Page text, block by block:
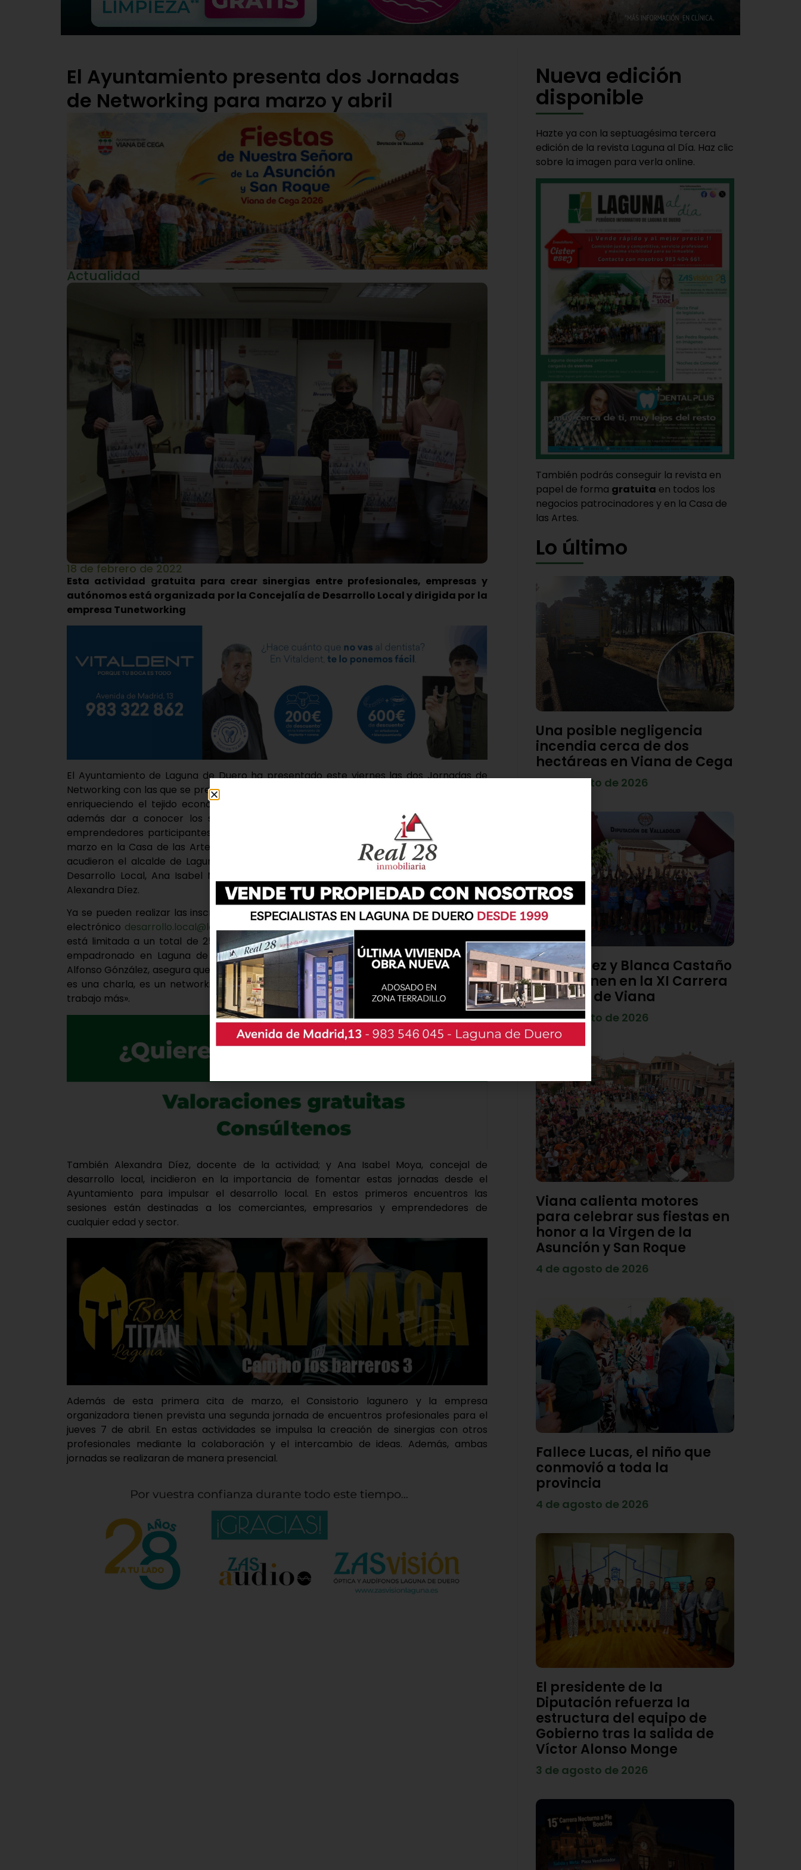
El Ayuntamiento presenta dos Jornadas
de Networking para marzo y abril
Actualidad
18 de febrero de 2022
Esta actividad gratuita para crear sinergias entre profesionales, empresas y
autónomos está organizada por la Concejalía de Desarrollo Local y dirigida por la
empresa Tunetworking
El Ayuntamiento de Laguna de Duero ha presentado este viernes las dos Jornadas de
Networking con las que se pretenderá conectar empresas y profesionales del municipio,
enriqueciendo el tejido económico del mismo. A través de esta actividad se buscará
además dar a conocer los servicios y productos de los empresarios, autónomos y
emprendedores participantes. La primera jornada tendrá lugar el próximo jueves 3 de
marzo en la Casa de las Artes, en un horario de 8:45 a 10:30 horas. A la presentación
acudieron el alcalde de Laguna de Duero, Román Rodríguez de Castro; la concejal de
Desarrollo Local, Ana Isabel Moya y los docentes de la actividad, Alfonso González y
Alexandra Díez.
Ya se pueden realizar las inscripciones para esta primera actividad a través del correo
electrónico desarrollo.local@lagunadeduero.orgo del teléfono 983 132 781. Cada sesión
está limitada a un total de 25 plazas por orden de inscripción y no se necesita estar
empadronado en Laguna de Duero para participar. El coordinador de la actividad,
Alfonso Gónzález, asegura que «la actividad consiste en interactuar con los asistentes, no
es una charla, es un networking dinámico, y que debe de verse como una jornada de
trabajo más».
También Alexandra Díez, docente de la actividad; y Ana Isabel Moya, concejal de
desarrollo local, incidieron en la importancia de fomentar estas jornadas desde el
Ayuntamiento para impulsar el desarrollo local. En estos primeros encuentros las
sesiones están destinadas a los comerciantes, empresarios y emprendedores de
cualquier edad y sector.
Además de esta primera cita de marzo, el Consistorio lagunero y la empresa
organizadora tienen prevista una segunda jornada de encuentros profesionales para el
jueves 7 de abril. En estas actividades se impulsa la creación de sinergias con otros
profesionales mediante la colaboración y el intercambio de ideas. Además, ambas
jornadas se realizaran de manera presencial.
Nueva edición
disponible
Hazte ya con la septuagésima tercera
edición de la revista Laguna al Día. Haz clic
sobre la imagen para verla online.
También podrás conseguir la revista en
papel de forma gratuita en todos los
negocios patrocinadores y en la Casa de
las Artes.
Lo último
Una posible negligencia
incendia cerca de dos
hectáreas en Viana de Cega
7 de agosto de 2026
Diego Díez y Blanca Castaño
se imponen en la XI Carrera
Popular de Viana
4 de agosto de 2026
Viana calienta motores
para celebrar sus fiestas en
honor a la Virgen de la
Asunción y San Roque
4 de agosto de 2026
Fallece Lucas, el niño que
conmovió a toda la
provincia
4 de agosto de 2026
El presidente de la
Diputación refuerza la
estructura del equipo de
Gobierno tras la salida de
Víctor Alonso Monge
3 de agosto de 2026